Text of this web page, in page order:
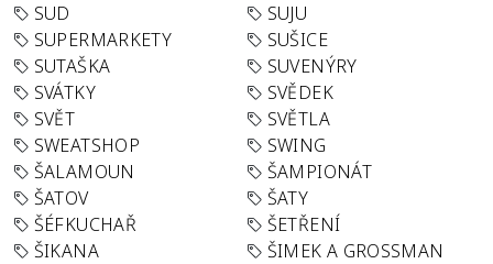
SUD
SUJU
SUPERMARKETY
SUŠICE
SUTAŠKA
SUVENÝRY
SVÁTKY
SVĚDEK
SVĚT
SVĚTLA
SWEATSHOP
SWING
ŠALAMOUN
ŠAMPIONÁT
ŠATOV
ŠATY
ŠÉFKUCHAŘ
ŠETŘENÍ
ŠIKANA
ŠIMEK A GROSSMAN